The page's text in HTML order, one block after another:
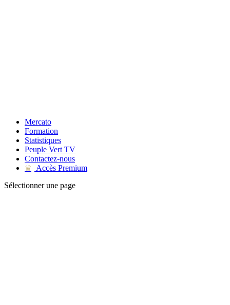
Mercato
Formation
Statistiques
Peuple Vert TV
Contactez-nous
♛
Accès Premium
Sélectionner une page